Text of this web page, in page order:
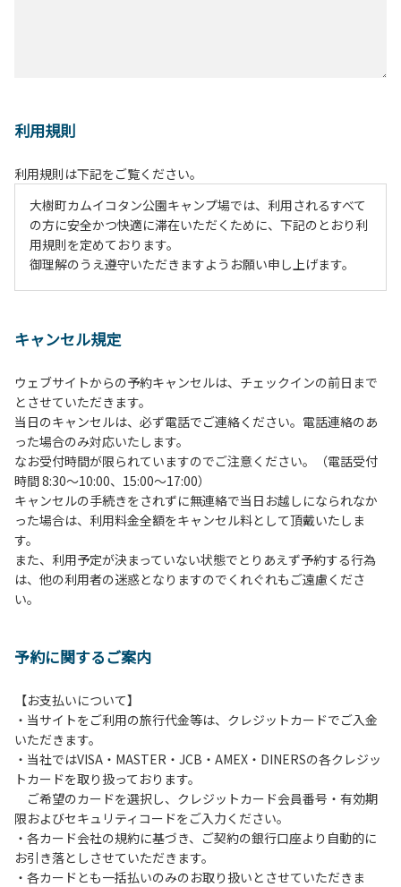
利用規則
利用規則は下記をご覧ください。
大樹町カムイコタン公園キャンプ場では、利用されるすべて
の方に安全かつ快適に滞在いただくために、下記のとおり利
用規則を定めております。
御理解のうえ遵守いただきますようお願い申し上げます。
２、中学生以下だけでの利用はできません。高校生以上の方
３、テントサイト（多目的広場を含む。）の使用は、事前に
予約いただいた方のみで、連泊の方を除き、正午からです。
基本的に、テント1張りにつき1区画の予約をお願いします。
管理棟にてチェックインの手続きを行ってください。午後3
時前にお越しの方は、午後3時になりましたら管理棟にて手
続きを行ってください。午後5時過ぎにお越しの方は、翌朝
手続きを行ってください。
４、車両は、荷物の積み下ろし時以外は、駐車場にとめてく
ださい。
５、チェックアウトは、午前10時まで（日帰り使用の場合は
午後5時まで）です。チェックインの手続きを行っていない
方や使用人数が増えた場合は、必ず手続きを行ってくださ
ら午前10時までの間にゴミステーションに出してください。
は、お持ち帰りをお願いします。
【禁止事項】
カラオケ、発電機、地面での直火による焚き火、キャンプフ
ァイヤー、打ち上げ式花火、テントサウナの設置
【注意事項】
当キャンプ場のそばを流れる歴舟川は、上流で雨が降ると短
時間で増水し、川原で遊んでいると大変危険な状態になりや
すく、過去にも増水により人が流される事故が数件起きてい
キャンセル規定
ウェブサイトからの予約キャンセルは、チェックインの前日まで
とさせていただきます。
当日のキャンセルは、必ず電話でご連絡ください。電話連絡のあ
った場合のみ対応いたします。
なお受付時間が限られていますのでご注意ください。（電話受付
時間 8:30～10:00、15:00～17:00）
キャンセルの手続きをされずに無連絡で当日お越しになられなか
った場合は、利用料金全額をキャンセル料として頂戴いたしま
す。
また、利用予定が決まっていない状態でとりあえず予約する行為
は、他の利用者の迷惑となりますのでくれぐれもご遠慮くださ
い。
予約に関するご案内
【お支払いについて】
・当サイトをご利用の旅行代金等は、クレジットカードでご入金
いただきます。
・当社ではVISA・MASTER・JCB・AMEX・DINERSの各クレジッ
トカードを取り扱っております。
ご希望のカードを選択し、クレジットカード会員番号・有効期
限およびセキュリティコードをご入力ください。
・各カード会社の規約に基づき、ご契約の銀行口座より自動的に
お引き落としさせていただきます。
・各カードとも一括払いのみのお取り扱いとさせていただきま